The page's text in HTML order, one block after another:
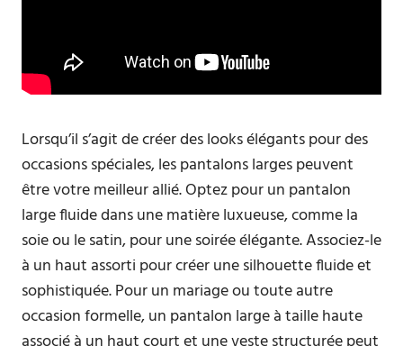
Lorsqu’il s’agit de créer des looks élégants pour des
occasions spéciales, les pantalons larges peuvent
être votre meilleur allié. Optez pour un pantalon
large fluide dans une matière luxueuse, comme la
soie ou le satin, pour une soirée élégante. Associez-le
à un haut assorti pour créer une silhouette fluide et
sophistiquée. Pour un mariage ou toute autre
occasion formelle, un pantalon large à taille haute